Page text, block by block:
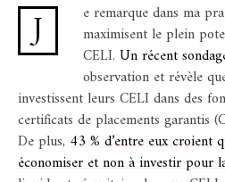
J
e remarque dans ma
maximisent le plein
CELI. Un récent
observation et révèle
investissent leurs CELI dans des
certificats de placements garantis
De plus, 43 % d’entre eux croient
économiser et non à investir pour